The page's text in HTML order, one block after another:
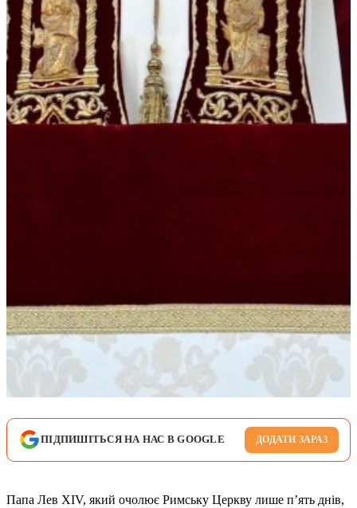
ПІДПИШІТЬСЯ НА НАС В GOOGLE ДОДАТИ ЗАРАЗ
Папа Лев XIV, який очолює Римську Церкву лише п’ять днів,